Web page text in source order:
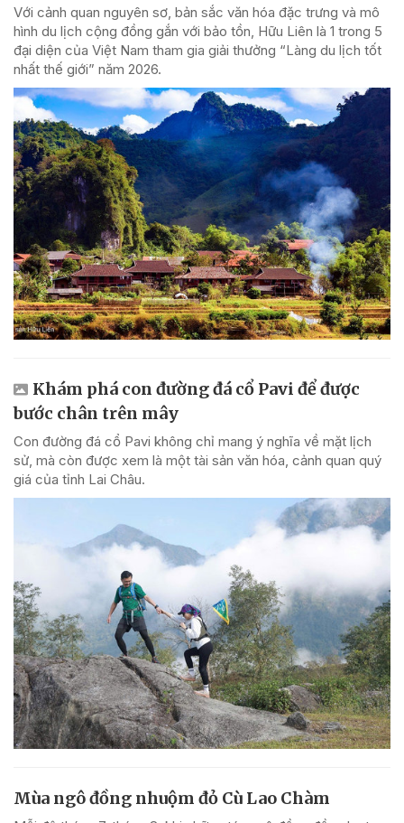
Với cảnh quan nguyên sơ, bản sắc văn hóa đặc trưng và mô
hình du lịch cộng đồng gắn với bảo tồn, Hữu Liên là 1 trong 5
đại diện của Việt Nam tham gia giải thưởng “Làng du lịch tốt
nhất thế giới” năm 2026.
Khám phá con đường đá cổ Pavi để được
bước chân trên mây
Con đường đá cổ Pavi không chỉ mang ý nghĩa về mặt lịch
sử, mà còn được xem là một tài sản văn hóa, cảnh quan quý
giá của tỉnh Lai Châu.
Mùa ngô đồng nhuộm đỏ Cù Lao Chàm